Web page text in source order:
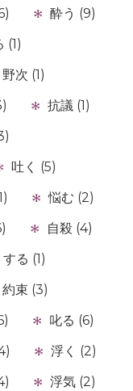
酔う (9)
(1)
野次 (1)
抗議 (1)
吐く (5)
悩む (2)
自殺 (4)
る (1)
約束 (3)
叱る (6)
浮く (2)
浮気 (2)